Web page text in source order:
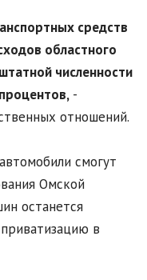
средств
областного
численности
-
отношений.
смогут
Омской
останется
в